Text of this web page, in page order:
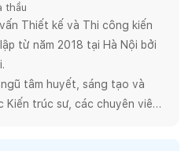
thầu
Thiết kế và Thi công kiến
từ năm 2018 tại Hà Nội bởi
tâm huyết, sáng tạo và
Kiến trúc sư, các chuyên viên